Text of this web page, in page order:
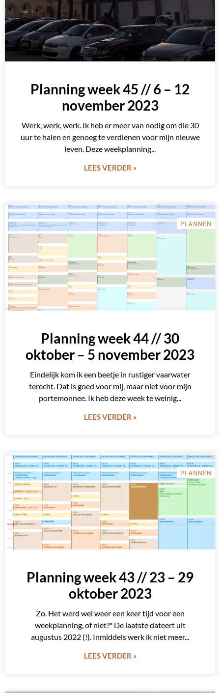
Planning week 45 // 6 – 12
november 2023
Werk, werk, werk. Ik heb er meer van nodig om die 30
uur te halen en genoeg te verdienen voor mijn nieuwe
leven. Deze weekplanning
LEES VERDER »
PLANNEN
Planning week 44 // 30
oktober – 5 november 2023
Eindelijk kom ik een beetje in rustiger vaarwater
terecht. Dat is goed voor mij, maar niet voor mijn
portemonnee. Ik heb deze week te weinig
LEES VERDER »
PLANNEN
Planning week 43 // 23 – 29
oktober 2023
Zo. Het werd wel weer een keer tijd voor een
weekplanning, of niet?* De laatste dateert uit
augustus 2022 (!). Inmiddels werk ik niet meer
LEES VERDER »